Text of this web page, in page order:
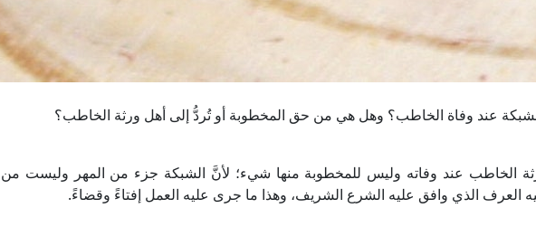
عند وفاة الخاطب؟ وهل هي من حق المخطوبة أو تُردُّ إلى أهل ورثة الخاطب؟
الخاطب عند وفاته وليس للمخطوبة منها شيء؛ لأنَّ الشبكة جزء من المهر وليست من
العرف الذي وافق عليه الشرع الشريف، وهذا ما جرى عليه العمل إفتاءً وقضاءً.